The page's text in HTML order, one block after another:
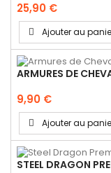
25,90 €
Ajouter au
ARMURES DE
9,90 €
Ajouter au
STEEL DRAGON